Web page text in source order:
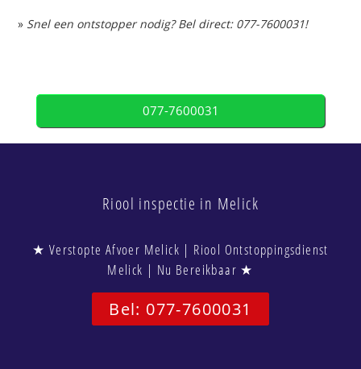
» Snel een ontstopper nodig? Bel direct: 077-7600031!
077-7600031
Riool inspectie in Melick
★ Verstopte Afvoer Melick | Riool Ontstoppingsdienst
Melick | Nu Bereikbaar ★
Bel: 077-7600031